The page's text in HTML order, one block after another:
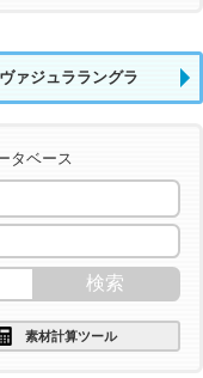
ヴァジュララングラ
タベース
素材計算ツール